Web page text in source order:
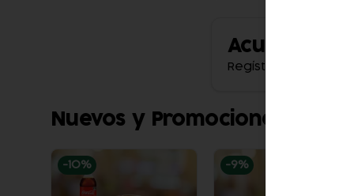
Acumula
Regístrate, gana
Nuevos y Promociones
-10% -9%